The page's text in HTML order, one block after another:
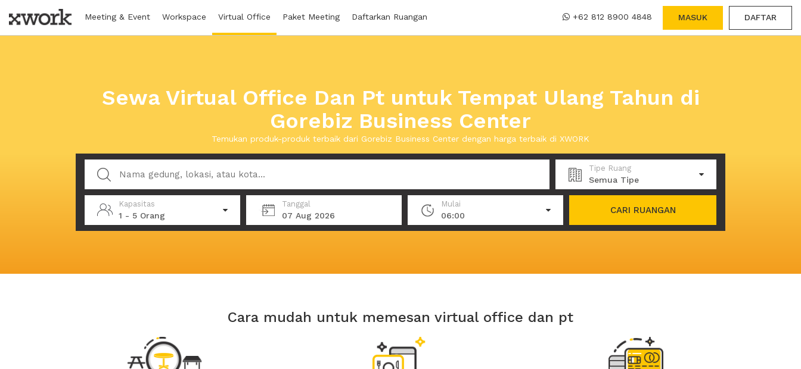
Meeting & Event Workspace Virtual Office Paket Meeting Daftarkan Ruangan +62 812 8900 4848 MASUK DAFTAR
Sewa Virtual Office Dan Pt untuk Tempat Ulang Tahun di
Gorebiz Business Center
Temukan produk-produk terbaik dari Gorebiz Business Center dengan harga terbaik di XWORK
Tipe Ruang
Semua Tipe
Kapasitas
1 - 5 Orang
Tanggal
07 Aug 2026
Mulai
06:00
CARI RUANGAN
Cara mudah untuk memesan virtual office dan pt